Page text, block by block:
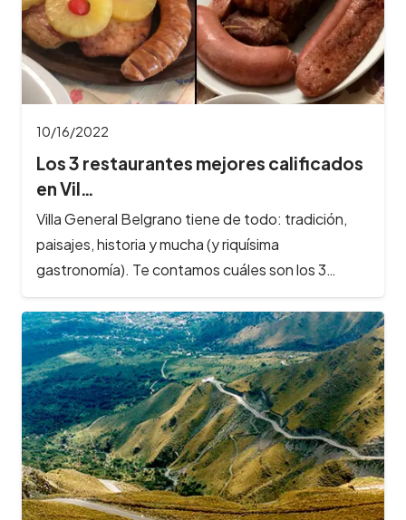
10/16/2022
Los 3 restaurantes mejores calificados
en Vil…
Villa General Belgrano tiene de todo: tradición,
paisajes, historia y mucha (y riquísima
gastronomía). Te contamos cuáles son los 3…